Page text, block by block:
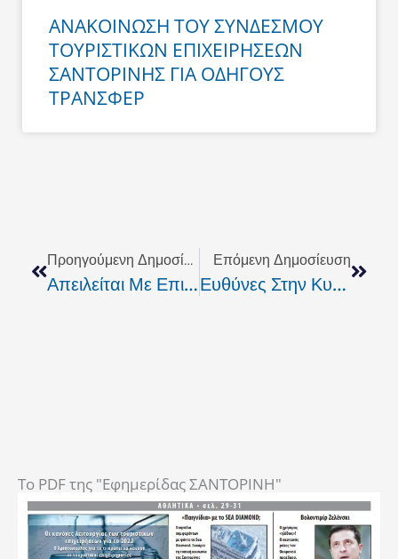
ΑΝΑΚΟΙΝΩΣΗ ΤΟΥ ΣΥΝΔΕΣΜΟΥ
ΤΟΥΡΙΣΤΙΚΩΝ ΕΠΙΧΕΙΡΗΣΕΩΝ
ΣΑΝΤΟΡΙΝΗΣ ΓΙΑ ΟΔΗΓΟΥΣ
ΤΡΑΝΣΦΕΡ
Προηγούμενη Δημοσίευση
Απειλείται Με Επιστράτευση Η Απεργία Των Ναυτικών
Επόμενη Δημοσίευση
Ευθύνες Στην Κυβέρνηση Επέρριψε Ο Πλακιωτάκης Σχετικά Με Την Απεργία Της ΠΝΟ
To PDF της "Εφημερίδας ΣΑΝΤΟΡΙΝΗ"